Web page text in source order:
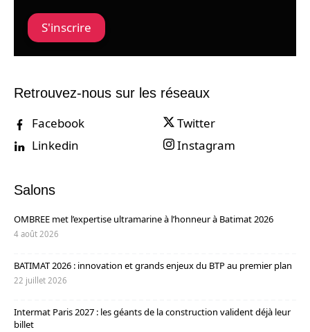
S'inscrire
Retrouvez-nous sur les réseaux
Facebook
Twitter
Linkedin
Instagram
Salons
OMBREE met l’expertise ultramarine à l’honneur à Batimat 2026
4 août 2026
BATIMAT 2026 : innovation et grands enjeux du BTP au premier plan
22 juillet 2026
Intermat Paris 2027 : les géants de la construction valident déjà leur
billet